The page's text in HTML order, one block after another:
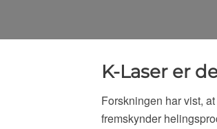
K-Laser er
Forskningen har vist,
fremskynder